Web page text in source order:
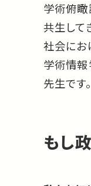
学術俯
共生して
社会にお
学術情報
先生です。
もし